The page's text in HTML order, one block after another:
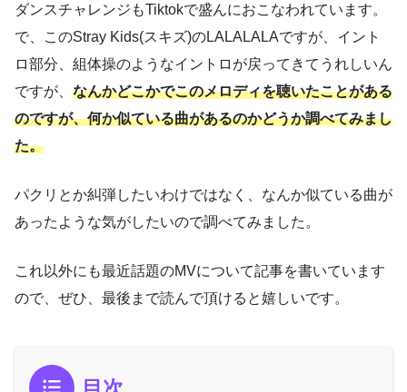
ダンスチャレンジもTiktokで盛んにおこなわれています。
で、このStray Kids(スキズ)のLALALALAですが、イント
ロ部分、組体操のようなイントロが戻ってきてうれしいん
ですが、 なんかどこかでこのメロディを聴いたことがある
のですが、何か似ている曲があるのかどうか調べてみまし
た。
パクリとか糾弾したいわけではなく、なんか似ている曲が
あったような気がしたいので調べてみました。
これ以外にも最近話題のMVについて記事を書いています
ので、ぜひ、最後まで読んで頂けると嬉しいです。